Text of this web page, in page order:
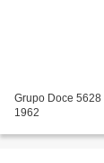
Grupo Doce
1962